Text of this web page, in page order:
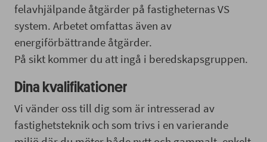
felavhjälpande åtgärder på fastigheternas VS
system. Arbetet omfattas även av
energiförbättrande åtgärder.
På sikt kommer du att ingå i beredskapsgruppen.
Dina kvalifikationer
Vi vänder oss till dig som är intresserad av
fastighetsteknik och som trivs i en varierande